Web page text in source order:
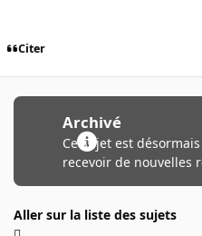
Citer
Archivé
Ce sujet est
recevoir de nouvelles
Aller sur la liste des sujets